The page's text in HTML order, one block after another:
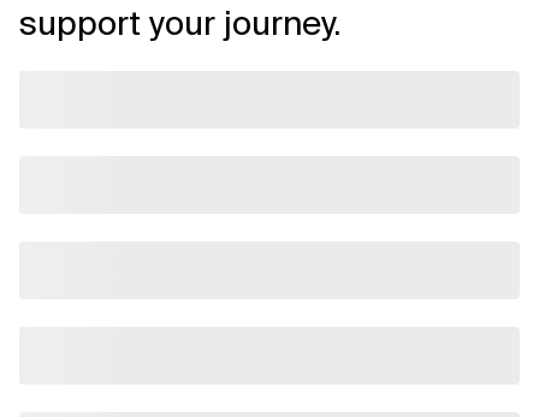
support your journey.